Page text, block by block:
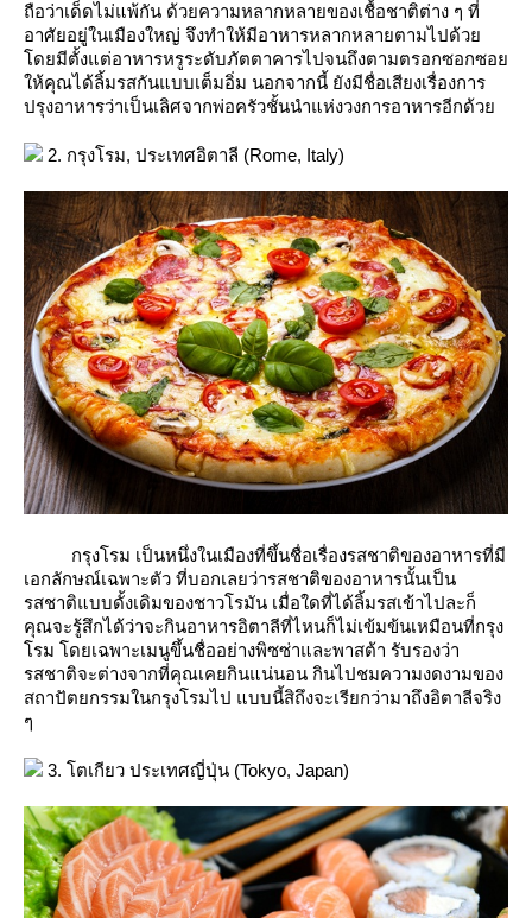
ถือว่าเด็ดไม่แพ้กัน ด้วยความหลากหลายของเชื้อชาติต่าง ๆ ที่
อาศัยอยู่ในเมืองใหญ่ จึงทำให้มีอาหารหลากหลายตามไปด้ว
ดยมีตั้งแต่อาหารหรูระดับภัตตาคารไปจนถึงตามตรอกซอกซอ
ห้คุณได้ลิ้มรสกันแบบเต็มอิ่ม นอกจากนี้ ยังมีชื่อเสียงเรื่องการ
ปรุงอาหารว่าเป็นเลิศจากพ่อครัวชั้นนำแห่งวงการอาหารอีกด้ว
2. กรุงโรม, ประเทศอิตาลี (Rome, Italy)
กรุงโรม เป็นหนึ่งในเมืองที่ขึ้นชื่อเรื่องรสชาติของอาหารที่มี
เอกลักษณ์เฉพาะตัว ที่บอกเลยว่ารสชาติของอาหารนั้นเป็น
รสชาติแบบดั้งเดิมของชาวโรมัน เมื่อใดที่ได้ลิ้มรสเข้าไปละก็
คุณจะรู้สึกได้ว่าจะกินอาหารอิตาลีที่ไหนก็ไม่เข้มข้นเหมือนที่กรุง
รม โดยเฉพาะเมนูขึ้นชื่ออย่างพิซซ่าและพาสต้า รับรองว่า
รสชาติจะต่างจากที่คุณเคยกินแน่นอน กินไปชมความงดงามของ
สถาปัตยกรรมในกรุงโรมไป แบบนี้สิถึงจะเรียกว่ามาถึงอิตาลีจริง
ๆ
3. โตเกียว ประเทศญี่ปุ่น (Tokyo, Japan)